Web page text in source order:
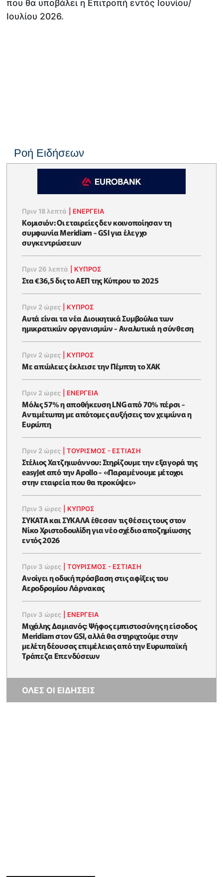
που θα υποβάλει η Επιτροπή εντός Ιουνίου/
Ιουλίου 2026.
Ροή Ειδήσεων
Πριν 18 λεπτά ΕΝΈΡΓΕΙΑ
Κομισιόν: Οι εταιρείες δεν κοινοποίησαν τη
συμφωνία Meridiam - GSI για έλεγχο
συγκεντρώσεων
Πριν 26 λεπτά ΚΥΠΡΟΣ
Στα €36,5 δις το ΑΕΠ της Κύπρου το 2025
Πριν 2 ώρες ΚΥΠΡΟΣ
Αυτά είναι τα νέα Διοικητικά Συμβούλια των
ημικρατικών οργανισμών - Αναλυτικά η σύνθεση
Πριν 2 ώρες ΚΥΠΡΟΣ
Με απώλειες έκλεισε την Πέμπτη το ΧΑΚ
Πριν 2 ώρες ΕΝΈΡΓΕΙΑ
Μόλις 57% η αποθήκευση LNG από 70% πέρσι -
Αντιμέτωπη με απότομες αυξήσεις τον χειμώνα η
Ευρώπη
Πριν 2 ώρες |ΤΟΥΡΙΣΜΟΣ - ΕΣΤΙΑΣΗ
Στέλιος Χατζηιωάννου: Στηρίζουμε την εξαγορά της
easyJet από την Apollo - «Παραμένουμε μέτοχοι
στην εταιρεία που θα προκύψει»
Πριν 3 ώρες ΚΥΠΡΟΣ
ΣΥΚΑΤΑ και ΣΥΚΑΛΑ έθεσαν τις θέσεις τους στον
Νίκο Χριστοδουλίδη για νέο σχέδιο αποζημίωσης
εντός 2026
Πριν 3 ώρες |ΤΟΥΡΙΣΜΟΣ - ΕΣΤΙΑΣΗ
Ανοίγει η οδική πρόσβαση στις αφίξεις του
Αεροδρομίου Λάρνακας
Πριν 3 ώρες ΕΝΈΡΓΕΙΑ
Μιχάλης Δαμιανός: Ψήφος εμπιστοσύνης η είσοδος
Meridiam στον GSI, αλλά θα στηριχτούμε στην
μελέτη δέουσας επιμέλειας από την Ευρωπαϊκή
Τράπεζα Επενδύσεων
ΟΛΕΣ ΟΙ ΕΙΔΗΣΕΙΣ